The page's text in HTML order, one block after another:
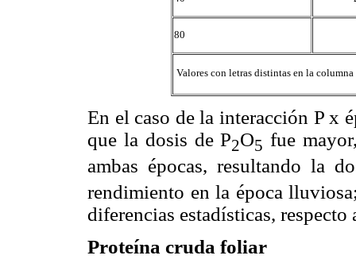
80
 Valores con letras distintas en la
En el caso de la interacción P x
que la dosis de P2O5 fue
ambas épocas, resultando la
rendimiento en la época
diferencias estadísticas,
Proteína cruda foliar